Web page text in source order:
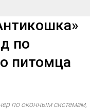
по
питомца
по оконным системам,